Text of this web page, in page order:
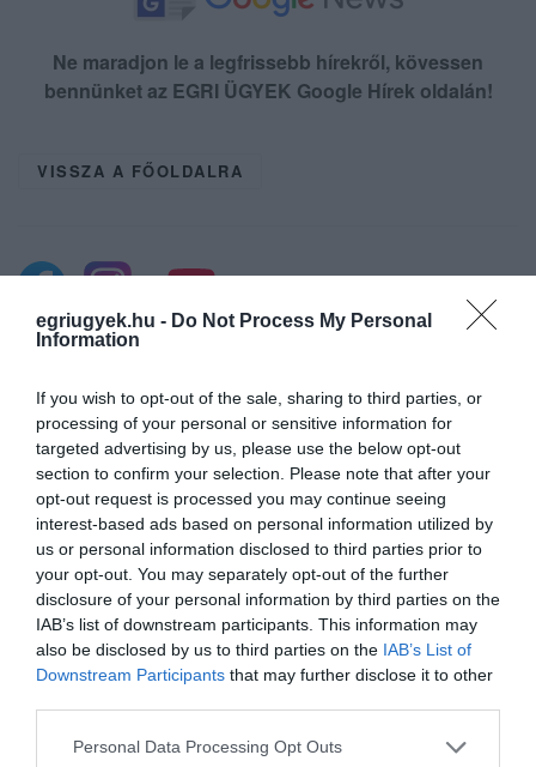
egriugyek.hu - Do Not Process My Personal
Information
If you wish to opt-out of the sale, sharing to third parties, or
processing of your personal or sensitive information for
targeted advertising by us, please use the below opt-out
section to confirm your selection. Please note that after your
opt-out request is processed you may continue seeing
interest-based ads based on personal information utilized by
us or personal information disclosed to third parties prior to
your opt-out. You may separately opt-out of the further
disclosure of your personal information by third parties on the
IAB’s list of downstream participants. This information may
also be disclosed by us to third parties on the IAB’s List of
Downstream Participants that may further disclose it to other
Please note that this website/app uses one or more Google
Personal Data Processing Opt Outs
Ne maradjon le a legfrissebb hírekről, kövessen
bennünket az EGRI ÜGYEK Google Hírek oldalán!
VISSZA A FŐOLDALRA
ÚJ MAGYAR KÜLÜGYI STRATÉGIA KÉSZÜL,
TELJES SZAKÍTÁS JÖN A...
2026. augusztus 08|Mindenki ügye
TATA ELBŰVÖLŐ LÁTVÁNYOSSÁGAI,
AMIKÉRT ÉRDEMES MEGNÉZNI
2026. augusztus 08|Promóció